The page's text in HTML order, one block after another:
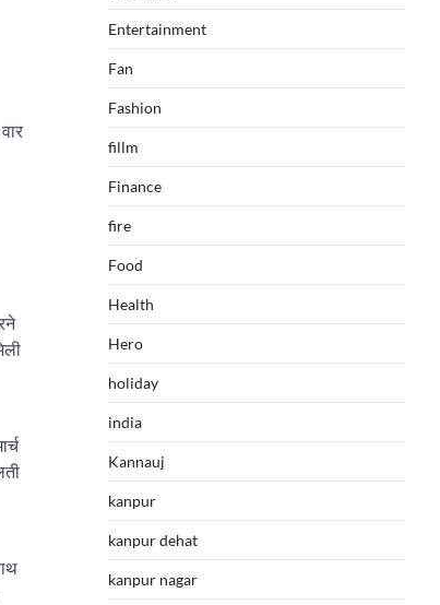
Entertainment
Fan
Fashion
fillm
Finance
fire
Food
Health
Hero
holiday
india
Kannauj
kanpur
kanpur dehat
kanpur nagar